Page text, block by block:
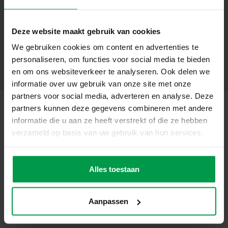
Deze website maakt gebruik van cookies
We gebruiken cookies om content en advertenties te
personaliseren, om functies voor social media te bieden
en om ons websiteverkeer te analyseren. Ook delen we
informatie over uw gebruik van onze site met onze
partners voor social media, adverteren en analyse. Deze
partners kunnen deze gegevens combineren met andere
informatie die u aan ze heeft verstrekt of die ze hebben
verzameld op basis van uw gebruik van hun services.
Alles toestaan
Aanpassen
chambre avec quelque chose d’unique et de fait maison.
Contenu de l’emballage
8 formes en bois (papillons et fleurs)
Guirlande lumineuse LED avec 8 ampoules colorées
6 couleurs de peinture
Pinceau et colle
Colle pailletée argentée scintillante
Caractéristiques uniques
Inspiré par la nature, avec des papillons et des fleurs
Combine le bricolage créatif avec une guirlande
lumineuse atmosphérique
Âge minimum|
6+
Numéro de produit|
14039
Partager ce produit
Produits apparentés
Peinture a doigt
couleurs x 110
mL
Âge